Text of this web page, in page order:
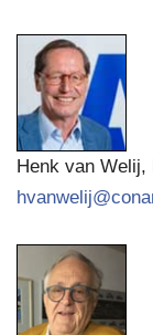
Henk van Welij,